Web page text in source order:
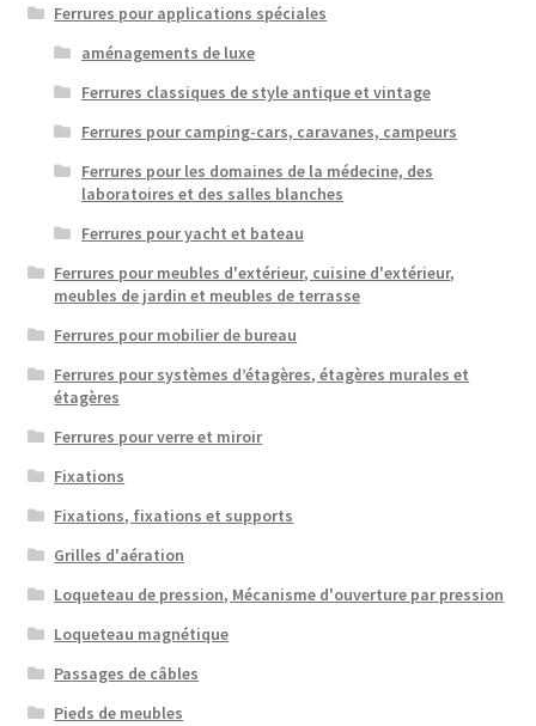
Ferrures pour applications spéciales
aménagements de luxe
Ferrures classiques de style antique et vintage
Ferrures pour camping-cars, caravanes, campeurs
Ferrures pour les domaines de la médecine, des
laboratoires et des salles blanches
Ferrures pour yacht et bateau
Ferrures pour meubles d'extérieur, cuisine d'extérieur,
meubles de jardin et meubles de terrasse
Ferrures pour mobilier de bureau
Ferrures pour systèmes d’étagères, étagères murales et
étagères
Ferrures pour verre et miroir
Fixations
Fixations, fixations et supports
Grilles d'aération
Loqueteau de pression, Mécanisme d'ouverture par pression
Loqueteau magnétique
Passages de câbles
Pieds de meubles